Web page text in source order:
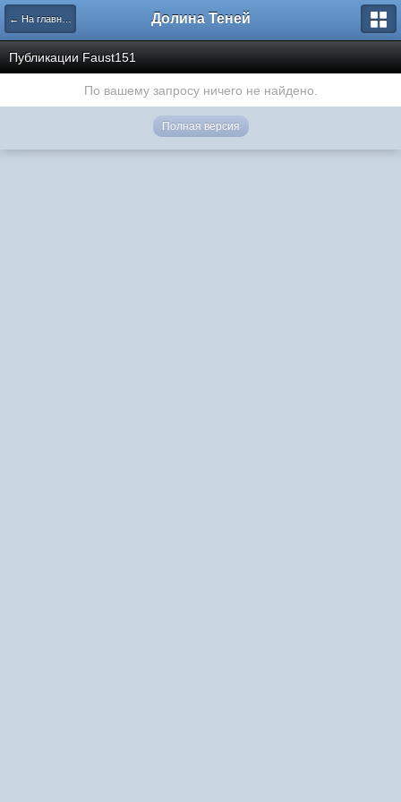
← На главную Долина Теней
Публикации Faust151
По вашему запросу ничего не найдено.
Полная версия